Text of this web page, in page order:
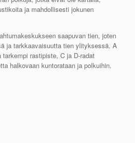
ja mahdollisesti jokunen
saapuvan tien, joten
ja tarkkaavaisuutta tien ylityksessä. A
tarkempi rastipiste, C ja D-radat
halkovaan kuntorataan ja polkuihin.